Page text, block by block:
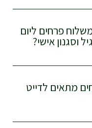
פרחים ליום
וסגנון אישי?
מתאים לדייט